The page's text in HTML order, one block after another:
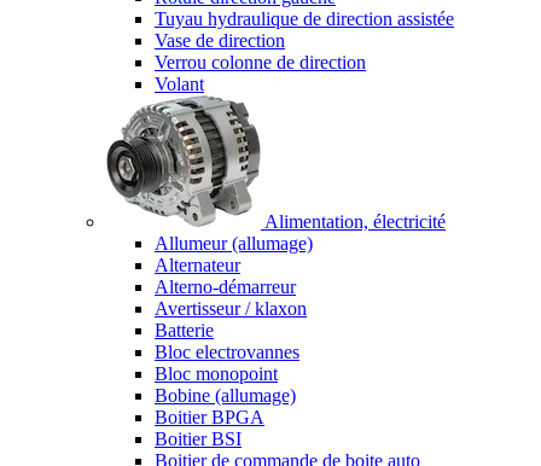
Tuyau hydraulique de direction assistée
Vase de direction
Verrou colonne de direction
Volant
Alimentation, électricité
Allumeur (allumage)
Alternateur
Alterno-démarreur
Avertisseur / klaxon
Batterie
Bloc electrovannes
Bloc monopoint
Bobine (allumage)
Boitier BPGA
Boitier BSI
Boitier de commande de boite auto